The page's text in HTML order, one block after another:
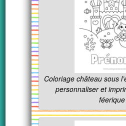
Coloriage château sous
personnaliser et
féerique